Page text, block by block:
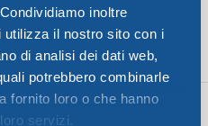
inoltre
utilizza il nostro sito con i
di analisi dei dati web,
potrebbero combinarle
fornito loro o che hanno
servizi.
now!